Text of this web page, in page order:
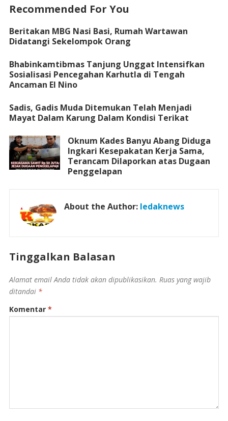
Recommended For You
Beritakan MBG Nasi Basi, Rumah Wartawan
Didatangi Sekelompok Orang
Bhabinkamtibmas Tanjung Unggat Intensifkan
Sosialisasi Pencegahan Karhutla di Tengah
Ancaman El Nino
Sadis, Gadis Muda Ditemukan Telah Menjadi
Mayat Dalam Karung Dalam Kondisi Terikat
Oknum Kades Banyu Abang Diduga
Ingkari Kesepakatan Kerja Sama,
Terancam Dilaporkan atas Dugaan
Penggelapan
About the Author: ledaknews
Tinggalkan Balasan
Alamat email Anda tidak akan dipublikasikan. Ruas yang wajib
ditandai *
Komentar *